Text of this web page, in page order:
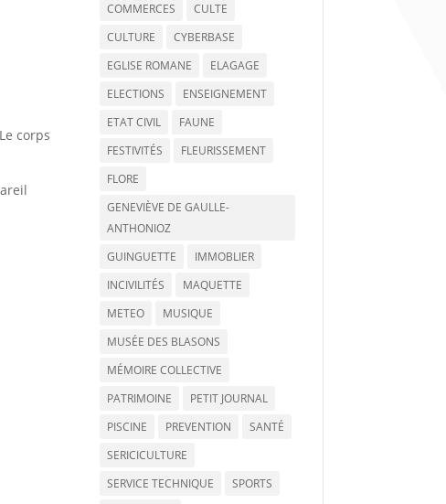
corps
COMMERCES
CULTE
CULTURE
CYBERBASE
EGLISE ROMANE
ELAGAGE
ELECTIONS
ENSEIGNEMENT
ETAT CIVIL
FAUNE
FESTIVITÉS
FLEURISSEMENT
FLORE
GENEVIÈVE DE GAULLE-
ANTHONIOZ
GUINGUETTE
IMMOBLIER
INCIVILITÉS
MAQUETTE
METEO
MUSIQUE
MUSÉE DES BLASONS
MÉMOIRE COLLECTIVE
PATRIMOINE
PETIT JOURNAL
PISCINE
PREVENTION
SANTÉ
SERICICULTURE
SERVICE TECHNIQUE
SPORTS